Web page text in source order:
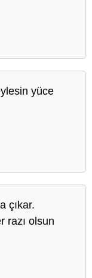
yüce
çıkar.
razı olsun